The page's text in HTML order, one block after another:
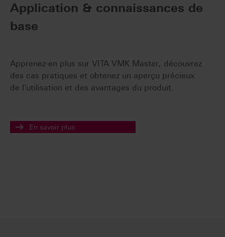
Application & connaissances de
base
Apprenez-en plus sur VITA VMK Master, découvrez
des cas pratiques et obtenez un aperçu précieux
de l'utilisation et des avantages du produit.
En savoir plus